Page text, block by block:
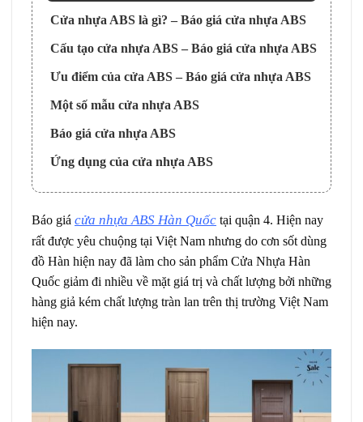
Cửa nhựa ABS là gì? – Báo giá cửa nhựa ABS
Cấu tạo cửa nhựa ABS – Báo giá cửa nhựa ABS
Ưu điểm của cửa ABS – Báo giá cửa nhựa ABS
Một số mẫu cửa nhựa ABS
Báo giá cửa nhựa ABS
Ứng dụng của cửa nhựa ABS
Báo giá cửa nhựa ABS Hàn Quốc tại quận 4. Hiện nay
rất được yêu chuộng tại Việt Nam nhưng do cơn sốt dùng
đồ Hàn hiện nay đã làm cho sản phẩm Cửa Nhựa Hàn
Quốc giảm đi nhiều về mặt giá trị và chất lượng bởi những
hàng giả kém chất lượng tràn lan trên thị trường Việt Nam
hiện nay.